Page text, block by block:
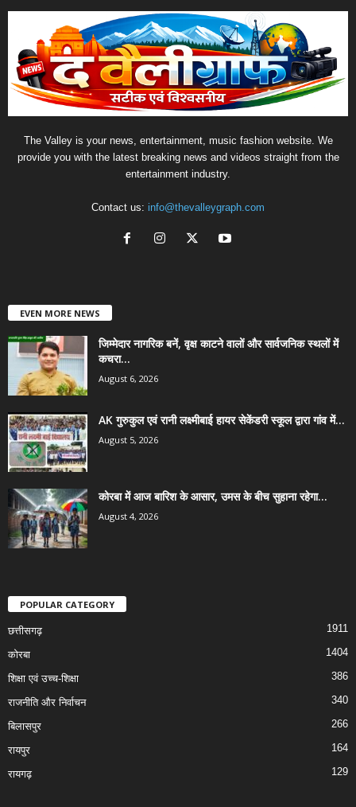
The Valley is your news, entertainment, music fashion website. We
provide you with the latest breaking news and videos straight from the
entertainment industry.
Contact us: info@thevalleygraph.com
EVEN MORE NEWS
जिम्मेदार नागरिक बनें, वृक्ष काटने वालों और सार्वजनिक स्थलों में
कचरा...
August 6, 2026
AK गुरुकुल एवं रानी लक्ष्मीबाई हायर सेकेंडरी स्कूल द्वारा गांव में...
August 5, 2026
कोरबा में आज बारिश के आसार, उमस के बीच सुहाना रहेगा...
August 4, 2026
POPULAR CATEGORY
छत्तीसगढ़ 1911
कोरबा 1404
शिक्षा एवं उच्च-शिक्षा 386
राजनीति और निर्वाचन 340
बिलासपुर 266
रायपुर 164
रायगढ़ 129